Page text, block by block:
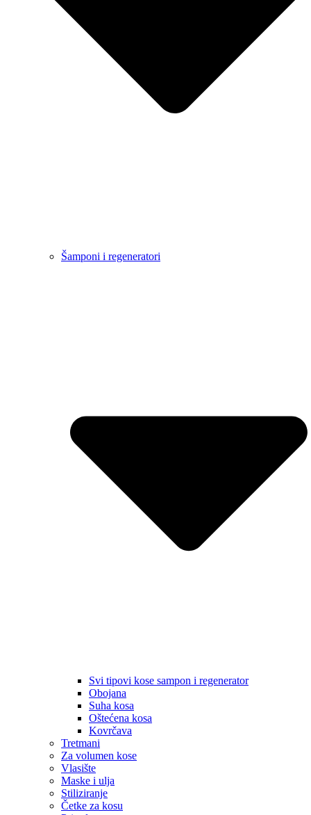
Šamponi i regeneratori
Svi tipovi kose sampon i regenerator
Obojana
Suha kosa
Oštećena kosa
Kovrčava
Tretmani
Za volumen kose
Vlasište
Maske i ulja
Stiliziranje
Četke za kosu